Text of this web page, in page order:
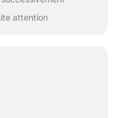
attention